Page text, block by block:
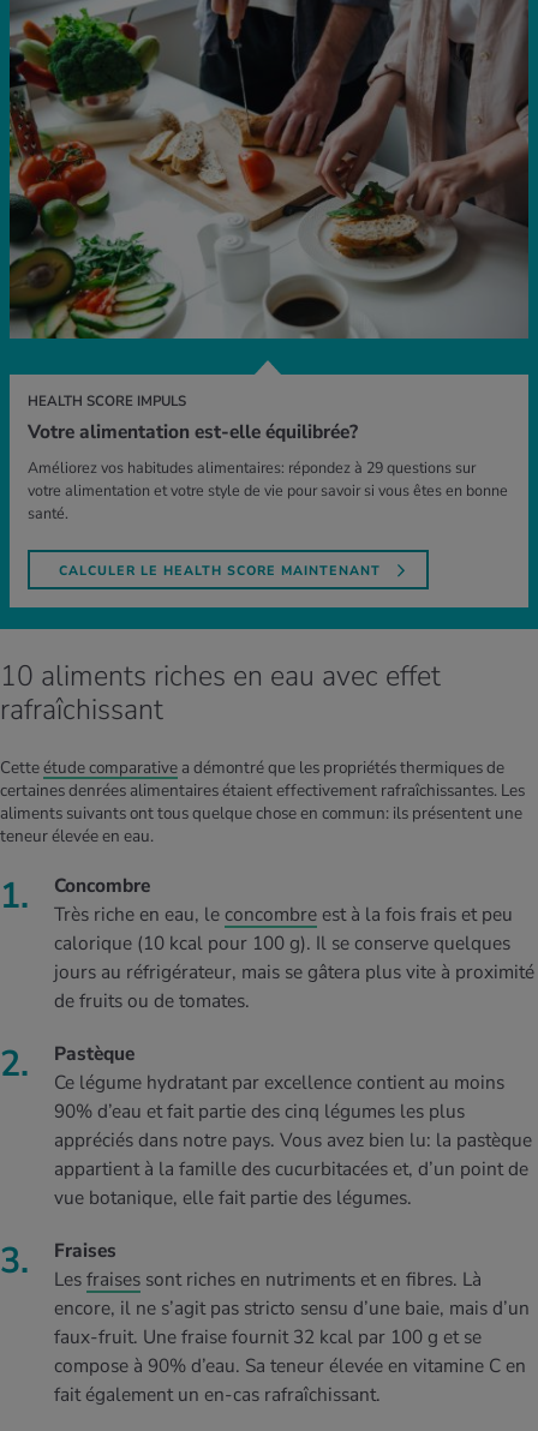
HEALTH SCORE IMPULS
Votre alimentation est-elle équilibrée?
Améliorez vos habitudes alimentaires: répondez à 29 questions sur
votre alimentation et votre style de vie pour savoir si vous êtes en bonne
santé.
CALCULER LE HEALTH SCORE MAINTENANT
10 aliments riches en eau avec effet
rafraîchissant
Cetteétude comparative a démontré que les propriétés thermiques de
certaines denrées alimentaires étaient effectivement rafraîchissantes. Les
aliments suivants ont tous quelque chose en commun: ils présentent une
teneur élevée en eau.
Concombre
Très riche en eau, le concombre est à la fois frais et peu
calorique (10 kcal pour 100 g). Il se conserve quelques
jours au réfrigérateur, mais se gâtera plus vite à proximité
de fruits ou de tomates.
Pastèque
Ce légume hydratant par excellence contient au moins
90% d’eau et fait partie des cinq légumes les plus
appréciés dans notre pays. Vous avez bien lu: la pastèque
appartient à la famille des cucurbitacées et, d’un point de
vue botanique, elle fait partie des légumes.
Fraises
Lesfraises sont riches en nutriments et en fibres. Là
encore, il ne s’agit pas stricto sensu d’une baie, mais d’un
faux-fruit. Une fraise fournit 32 kcal par 100 g et se
compose à 90% d’eau. Sa teneur élevée en vitamine C en
fait également un en-cas rafraîchissant.